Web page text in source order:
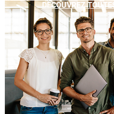
DÉCOUVREZ